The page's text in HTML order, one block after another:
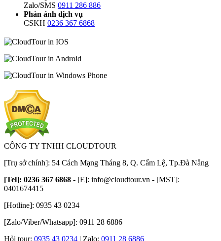
Zalo/SMS 0911 286 886
Phản ánh dịch vụ
CSKH 0236 367 6868
CÔNG TY TNHH CLOUDTOUR
[Trụ sở chính]: 54 Cách Mạng Tháng 8, Q. Cẩm Lệ, Tp.Đà Nẵng
[Tel]: 0236 367 6868 - [E]: info@cloudtour.vn - [MST]:
0401674415
[Hotline]: 0935 43 0234
[Zalo/Viber/Whatsapp]: 0911 28 6886
Hỏi tour: 0935 43 0234 | Zalo: 0911 28 6886